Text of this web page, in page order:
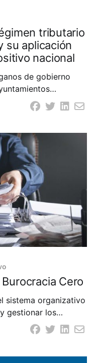
tributario
su aplicación
nacional
de gobierno
conforme las
y siguientes de la
En ese orden, se
de
Cero
sistema organizativo
gestionar los
un conjunto
ha sido –